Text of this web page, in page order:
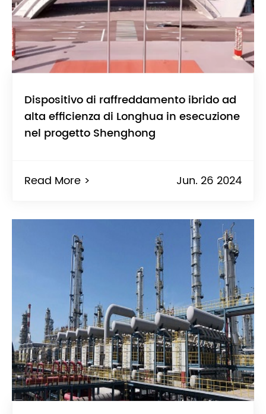
Dispositivo di raffreddamento ibrido ad
alta efficienza di Longhua in esecuzione
nel progetto Shenghong
Read More > Jun. 26 2024